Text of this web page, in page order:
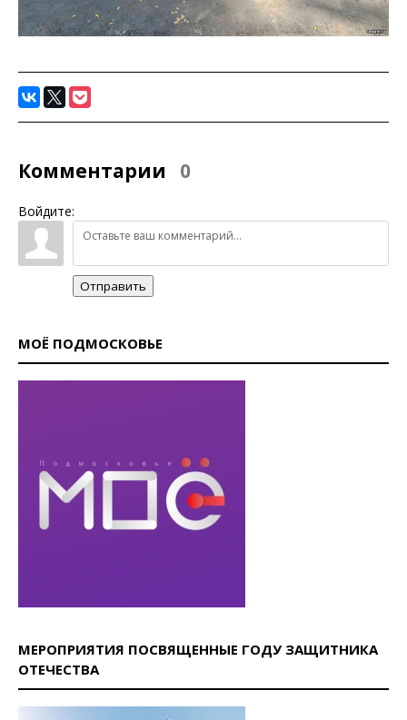
Комментарии 0
Войдите:
Отправить
МОЁ ПОДМОСКОВЬЕ
МЕРОПРИЯТИЯ ПОСВЯЩЕННЫЕ ГОДУ ЗАЩИТНИКА
ОТЕЧЕСТВА